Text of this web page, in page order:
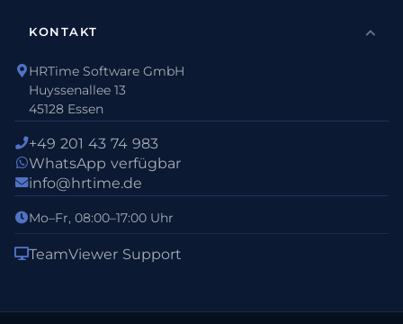
KONTAKT
HRTime Software GmbH
Huyssenallee 13
45128 Essen
+49 201 43 74 983
WhatsApp verfügbar
info@hrtime.de
Mo–Fr, 08:00–17:00 Uhr
TeamViewer Support